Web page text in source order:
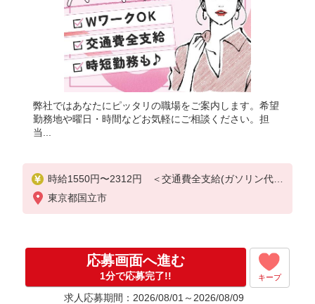
弊社ではあなたにピッタリの職場をご案内します。希望
勤務地や曜日・時間などお気軽にご相談ください。担
当...
時給1550円〜2312円 ＜交通費全支給(ガソリン代含
む)＞
東京都国立市
応募画面へ進む
1分で応募完了!! キープ
求人応募期間：2026/08/01～2026/08/09